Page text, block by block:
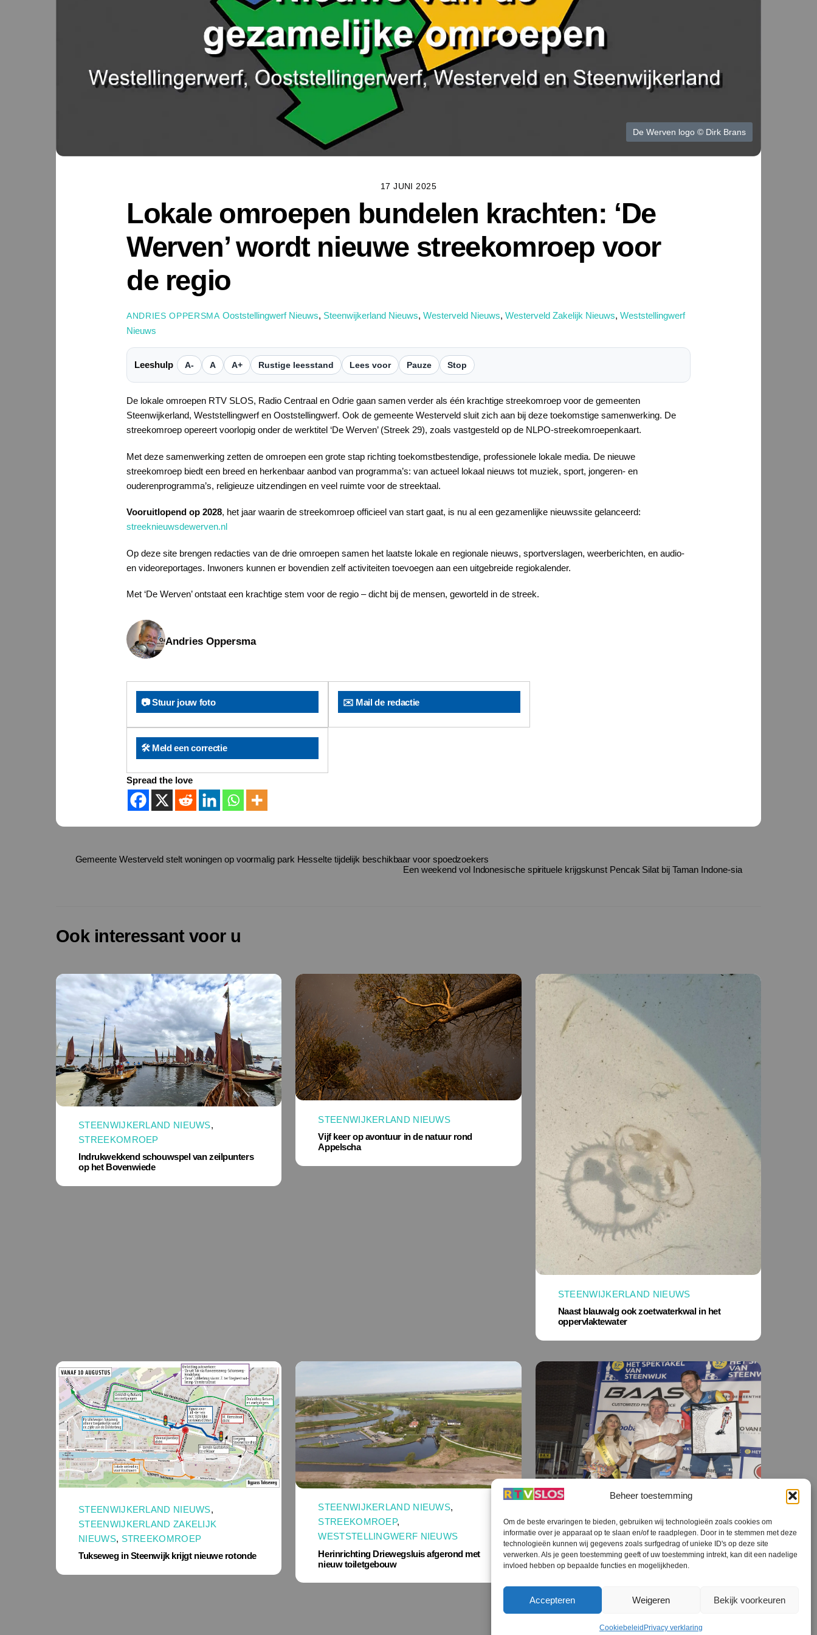
Beheer toestemming
Om de beste ervaringen te bieden, gebruiken wij technologieën zoals cookies om
informatie over je apparaat op te slaan en/of te raadplegen. Door in te stemmen met deze
technologieën kunnen wij gegevens zoals surfgedrag of unieke ID's op deze site
verwerken. Als je geen toestemming geeft of uw toestemming intrekt, kan dit een nadelige
invloed hebben op bepaalde functies en mogelijkheden.
Accepteren Weigeren Bekijk voorkeuren
Cookiebeleid Privacy verklaring
De Werven logo © Dirk Brans
17 JUNI 2025
Lokale omroepen bundelen krachten: ‘De
Werven’ wordt nieuwe streekomroep voor
de regio
ANDRIES OPPERSMA Ooststellingwerf Nieuws, Steenwijkerland Nieuws, Westerveld Nieuws, Westerveld Zakelijk Nieuws, Weststellingwerf
Nieuws
Leeshulp A- A A+ Rustige leesstand Lees voor Pauze Stop
De lokale omroepen RTV SLOS, Radio Centraal en Odrie gaan samen verder als één krachtige streekomroep voor de gemeenten
Steenwijkerland, Weststellingwerf en Ooststellingwerf. Ook de gemeente Westerveld sluit zich aan bij deze toekomstige samenwerking. De
streekomroep opereert voorlopig onder de werktitel ‘De Werven’ (Streek 29), zoals vastgesteld op de NLPO-streekomroepenkaart.
Met deze samenwerking zetten de omroepen een grote stap richting toekomstbestendige, professionele lokale media. De nieuwe
streekomroep biedt een breed en herkenbaar aanbod van programma’s: van actueel lokaal nieuws tot muziek, sport, jongeren- en
ouderenprogramma’s, religieuze uitzendingen en veel ruimte voor de streektaal.
Vooruitlopend op 2028, het jaar waarin de streekomroep officieel van start gaat, is nu al een gezamenlijke nieuwssite gelanceerd:
streeknieuwsdewerven.nl
Op deze site brengen redacties van de drie omroepen samen het laatste lokale en regionale nieuws, sportverslagen, weerberichten, en audio-
en videoreportages. Inwoners kunnen er bovendien zelf activiteiten toevoegen aan een uitgebreide regiokalender.
Met ‘De Werven’ ontstaat een krachtige stem voor de regio – dicht bij de mensen, geworteld in de streek.
Andries Oppersma
📷 Stuur jouw foto ✉️ Mail de redactie
🛠️ Meld een correctie
Spread the love
Gemeente Westerveld stelt woningen op voormalig park Hesselte tijdelijk beschikbaar voor spoedzoekers
Een weekend vol Indonesische spirituele krijgskunst Pencak Silat bij Taman Indone-sia
Ook interessant voor u
STEENWIJKERLAND NIEUWS,
STREEKOMROEP
Indrukwekkend schouwspel van zeilpunters
op het Bovenwiede
STEENWIJKERLAND NIEUWS
Vijf keer op avontuur in de natuur rond
Appelscha
STEENWIJKERLAND NIEUWS
Naast blauwalg ook zoetwaterkwal in het
oppervlaktewater
STEENWIJKERLAND NIEUWS,
STEENWIJKERLAND ZAKELIJK
NIEUWS, STREEKOMROEP
Tukseweg in Steenwijk krijgt nieuwe rotonde
STEENWIJKERLAND NIEUWS,
STREEKOMROEP,
WESTSTELLINGWERF NIEUWS
Herinrichting Driewegsluis afgerond met
nieuw toiletgebouw
STEENWIJKERLAND SPORT,
STREEKOMROEP
Van Dikke Banden Race tot droomafscheid
Bauke Mollema